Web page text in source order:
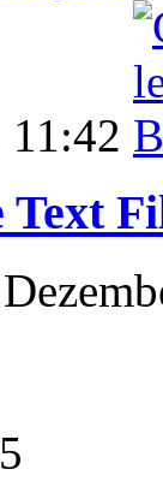
11:42
Text